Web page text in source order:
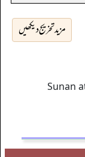
مزید تخریج دیکھیں
Sunan